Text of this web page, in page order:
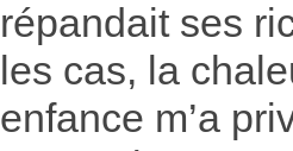
répandait ses
les cas, la
enfance m’a